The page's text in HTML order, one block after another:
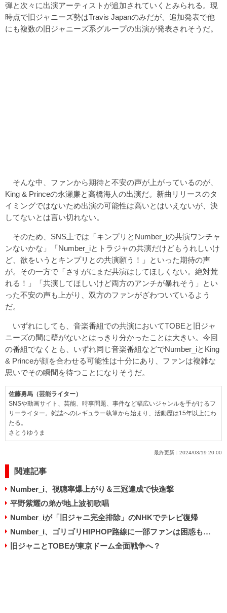
弾と次々に出演アーティストが追加されていくとみられる。現
時点で旧ジャニーズ勢はTravis Japanのみだが、追加発表で他
にも複数の旧ジャニーズ系グループの出演が発表されそうだ。
そんな中、ファンから期待と不安の声が上がっているのが、
King & Princeの永瀬廉と高橋海人の出演だ。新曲リリースのタ
イミングではないため出演の可能性は高いとはいえないが、決
してないとは言い切れない。
そのため、SNS上では「キンプリとNumber_iの共演ワンチャ
ンないかな」「Number_iとトラジャの共演だけどもうれしいけ
ど、欲をいうとキンプリとの共演願う！」といった期待の声
が。その一方で「さすがにまだ共演はしてほしくない。絶対荒
れる！」「共演してほしいけど両方のアンチが暴れそう」とい
った不安の声も上がり、双方のファンがざわついているよう
だ。
いずれにしても、音楽番組での共演においてTOBEと旧ジャ
ニーズの間に壁がないとはっきり分かったことは大きい。今回
の番組でなくとも、いずれ同じ音楽番組などでNumber_iとKing
& Princeが顔を合わせる可能性は十分にあり、ファンは複雑な
思いでその瞬間を待つことになりそうだ。
佐藤勇馬（芸能ライター）
SNSや動画サイト、芸能、時事問題、事件など幅広いジャンルを手がけるフ
リーライター。雑誌へのレギュラー執筆から始まり、活動歴は15年以上にわ
たる。
さとうゆうま
最終更新： 2024/03/19 20:00
関連記事
Number_i、視聴率爆上がり＆三冠達成で快進撃
平野紫耀の弟が地上波初歌唱
Number_iが「旧ジャニ完全排除」のNHKでテレビ復帰
Number_i、ゴリゴリHIPHOP路線に一部ファンは困惑も…
旧ジャニとTOBEが東京ドーム全面戦争へ？